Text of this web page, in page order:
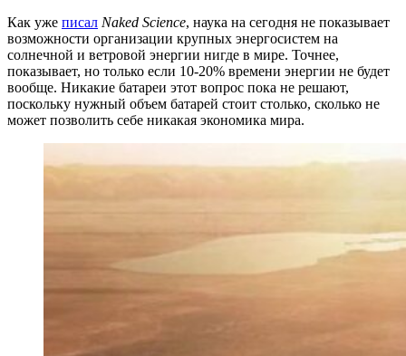
Как уже писал Naked Science, наука на сегодня не показывает
возможности организации крупных энергосистем на
солнечной и ветровой энергии нигде в мире. Точнее,
показывает, но только если 10-20% времени энергии не будет
вообще. Никакие батареи этот вопрос пока не решают,
поскольку нужный объем батарей стоит столько, сколько не
может позволить себе никакая экономика мира.